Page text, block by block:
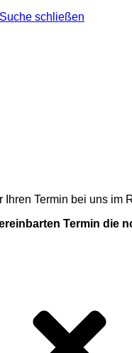
Suche schließen
Ihren Termin bei uns
Termin die